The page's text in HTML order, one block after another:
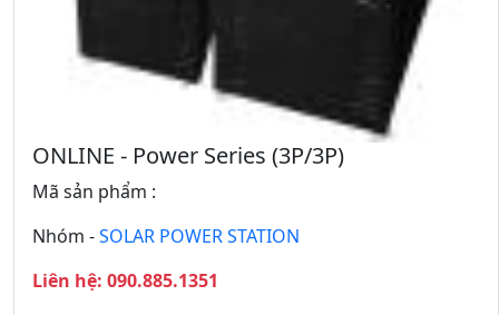
ONLINE - Power Series (3P/3P)
Mã sản phẩm :
Nhóm -SOLAR POWER STATION
Liên hệ: 090.885.1351